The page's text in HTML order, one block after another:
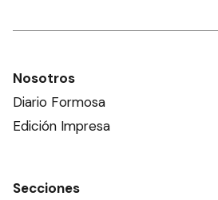
Nosotros
Diario Formosa
Edición Impresa
Secciones